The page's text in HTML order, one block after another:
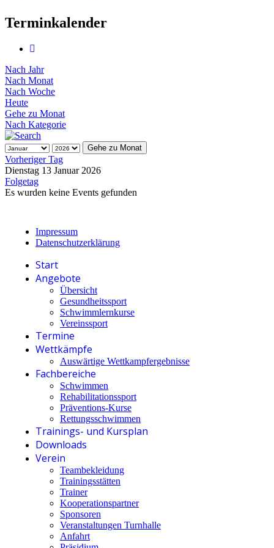
Terminkalender
Nach Jahr
Nach Monat
Nach Woche
Heute
Gehe zu Monat
Nach Kategorie
Gehe zu Monat
Vorheriger Tag
Dienstag 13 Januar 2026
Folgetag
Es wurden keine Events gefunden
Impressum
Datenschutzerklärung
Start
Angebote
Übersicht
Gesundheitssport
Schwimmlernkurse
Vereinssport
Termine
Wettkämpfe
Auswärtige Wettkampfergebnisse
Fachbereiche
Schwimmen
Rehabilitationssport
Präventions-Kurse
Rettungsschwimmen
Trainings- und Kursplan
Downloads
Verein
Teambekleidung
Trainingsstätten
Trainer
Kooperationspartner
Sponsoren
Veranstaltungen Turnhalle
Anfahrt